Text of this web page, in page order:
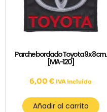
Parche bordado Toyota 9 x 8 cm.
[MA-120]
6,00 € IVA incluído
Añadir al carrito